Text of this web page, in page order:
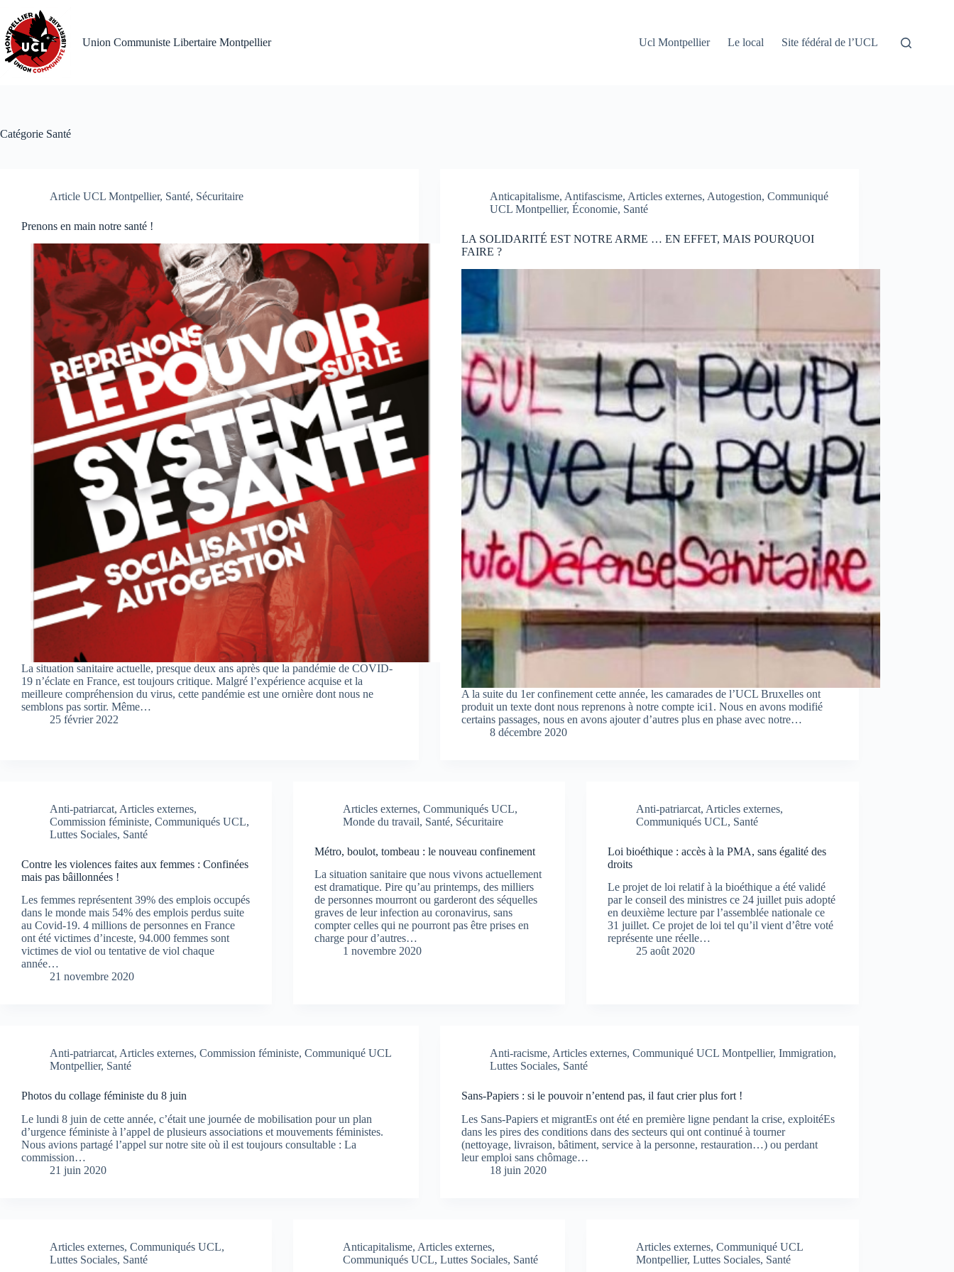
contenu
Union Communiste Libertaire Montpellier
Ucl Montpellier Le local Site fédéral de l’UCL
Catégorie Santé
Article UCL Montpellier, Santé, Sécuritaire
Prenons en main notre santé !
La situation sanitaire actuelle, presque deux ans après que la pandémie de COVID-
19 n’éclate en France, est toujours critique. Malgré l’expérience acquise et la
meilleure compréhension du virus, cette pandémie est une ornière dont nous ne
semblons pas sortir. Même…
25 février 2022
Anticapitalisme, Antifascisme, Articles externes, Autogestion, Communiqué
UCL Montpellier, Économie, Santé
LA SOLIDARITÉ EST NOTRE ARME … EN EFFET, MAIS POURQUOI
FAIRE ?
A la suite du 1er confinement cette année, les camarades de l’UCL Bruxelles ont
produit un texte dont nous reprenons à notre compte ici1. Nous en avons modifié
certains passages, nous en avons ajouter d’autres plus en phase avec notre…
8 décembre 2020
Anti-patriarcat, Articles externes,
Commission féministe, Communiqués UCL,
Luttes Sociales, Santé
Contre les violences faites aux femmes : Confinées
mais pas bâillonnées !
Les femmes représentent 39% des emplois occupés
dans le monde mais 54% des emplois perdus suite
au Covid-19. 4 millions de personnes en France
ont été victimes d’inceste, 94.000 femmes sont
victimes de viol ou tentative de viol chaque
année…
21 novembre 2020
Articles externes,Communiqués UCL,
Monde du travail, Santé, Sécuritaire
Métro, boulot, tombeau : le nouveau confinement
La situation sanitaire que nous vivons actuellement
est dramatique. Pire qu’au printemps, des milliers
de personnes mourront ou garderont des séquelles
graves de leur infection au coronavirus, sans
compter celles qui ne pourront pas être prises en
charge pour d’autres…
1 novembre 2020
Anti-patriarcat, Articles externes,
Communiqués UCL, Santé
Loi bioéthique : accès à la PMA, sans égalité des
droits
Le projet de loi relatif à la bioéthique a été validé
par le conseil des ministres ce 24 juillet puis adopté
en deuxième lecture par l’assemblée nationale ce
31 juillet. Ce projet de loi tel qu’il vient d’être voté
représente une réelle…
25 août 2020
Anti-patriarcat, Articles externes, Commission féministe, Communiqué UCL
Montpellier, Santé
Photos du collage féministe du 8 juin
Le lundi 8 juin de cette année, c’était une journée de mobilisation pour un plan
d’urgence féministe à l’appel de plusieurs associations et mouvements féministes.
Nous avions partagé l’appel sur notre site où il est toujours consultable : La
commission…
21 juin 2020
Anti-racisme, Articles externes, Communiqué UCL Montpellier, Immigration,
Luttes Sociales, Santé
Sans-Papiers : si le pouvoir n’entend pas, il faut crier plus fort !
Les Sans-Papiers et migrantEs ont été en première ligne pendant la crise, exploitéEs
dans les pires des conditions dans des secteurs qui ont continué à tourner
(nettoyage, livraison, bâtiment, service à la personne, restauration…) ou perdant
leur emploi sans chômage…
18 juin 2020
Articles externes, Communiqués UCL,
Luttes Sociales, Santé
Anticapitalisme, Articles externes,
Communiqués UCL,Luttes Sociales, Santé
Articles externes,Communiqué UCL
Montpellier,Luttes Sociales, Santé